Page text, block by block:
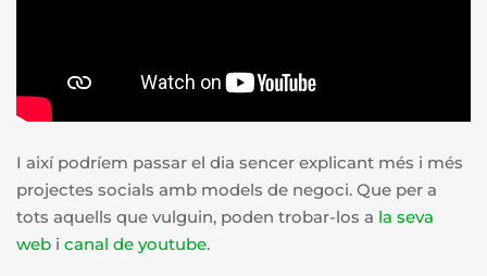
I així podríem passar el dia sencer explicant més i més
projectes socials amb models de negoci. Que per a
tots aquells que vulguin, poden trobar-los a la seva
web i canal de youtube.